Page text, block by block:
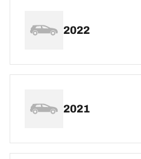
2022
2021